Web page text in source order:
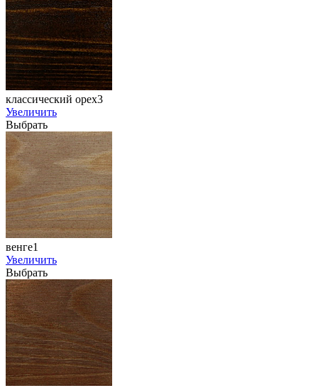
классический орех3
Увеличить
Выбрать
венге1
Увеличить
Выбрать